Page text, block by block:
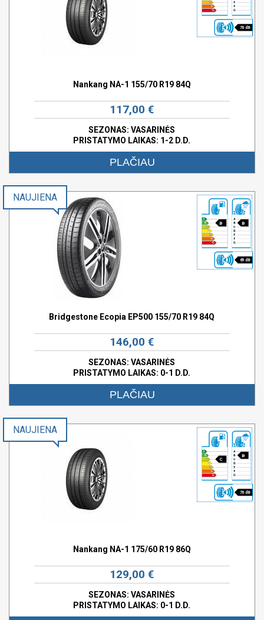
70 dB
Nankang NA-1 155/70 R19 84Q
117,00 €
SEZONAS: VASARINĖS
PRISTATYMO LAIKAS: 1-2 D.D.
PLAČIAU
B B
69 dB
NAUJIENA
Bridgestone Ecopia EP500 155/70 R19 84Q
146,00 €
SEZONAS: VASARINĖS
PRISTATYMO LAIKAS: 0-1 D.D.
PLAČIAU
C
B
70 dB
NAUJIENA
Nankang NA-1 175/60 R19 86Q
129,00 €
SEZONAS: VASARINĖS
PRISTATYMO LAIKAS: 0-1 D.D.